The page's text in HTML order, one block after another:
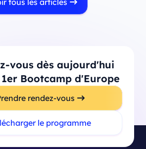
tous les articles
vous dès aujourd'hui
Bootcamp d'Europe
rendez-vous
le programme